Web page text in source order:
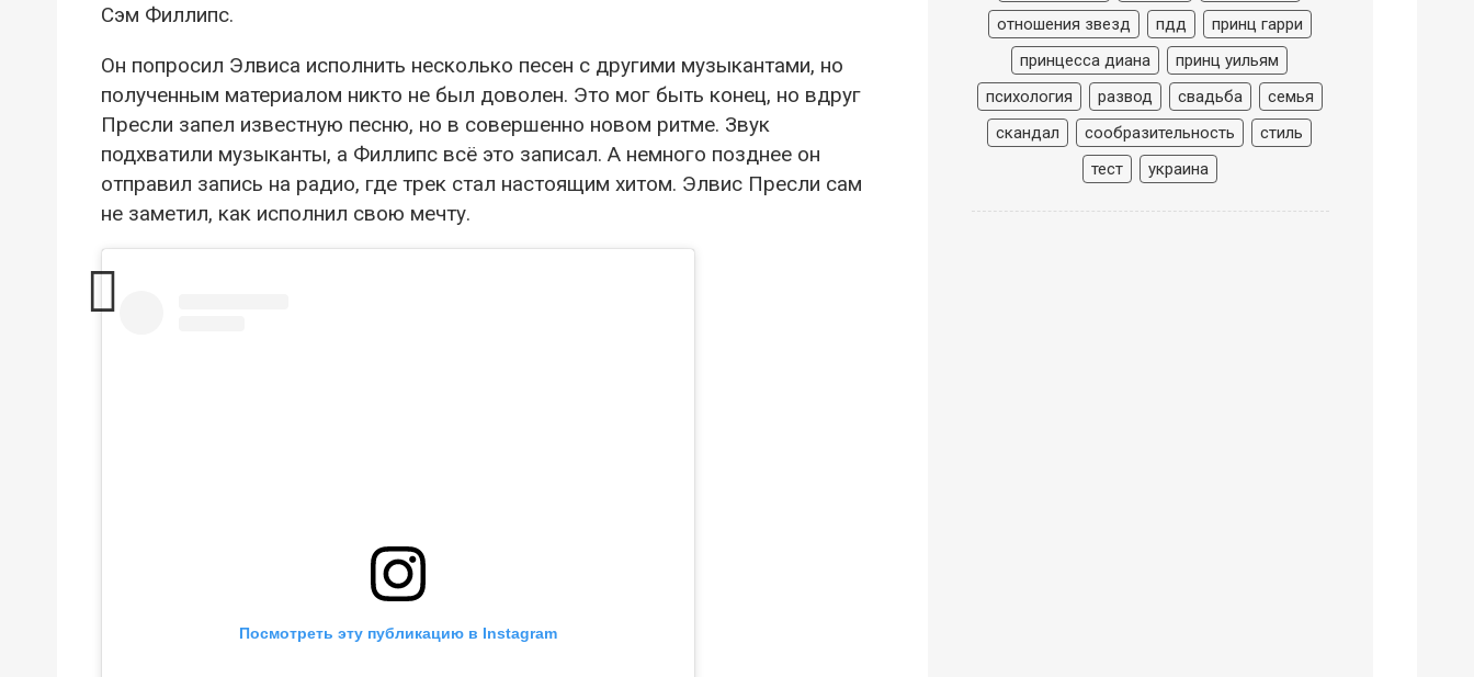
Сэм Филлипс.
Он попросил Элвиса исполнить несколько песен с другими музыкантами, но
полученным материалом никто не был доволен. Это мог быть конец, но вдруг
Пресли запел известную песню, но в совершенно новом ритме. Звук
подхватили музыканты, а Филлипс всё это записал. А немного позднее он
отправил запись на радио, где трек стал настоящим хитом. Элвис Пресли сам
не заметил, как исполнил свою мечту.
Посмотреть эту публикацию в Instagram
отношения звезд
пдд
принц гарри
принцесса диана
принц уильям
психология
развод свадьба
семья
скандал
сообразительность
стиль
тест
украина